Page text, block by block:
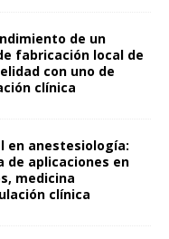
de un
fabricación local de
con uno de
clínica
en anestesiología:
de aplicaciones en
medicina
clínica